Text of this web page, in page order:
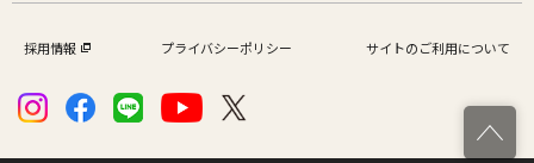
採用情報 プライバシーポリシー サイトのご利用について